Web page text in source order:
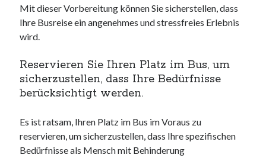
Mit dieser Vorbereitung können Sie sicherstellen, dass
Ihre Busreise ein angenehmes und stressfreies Erlebnis
wird.
Reservieren Sie Ihren Platz im Bus, um
sicherzustellen, dass Ihre Bedürfnisse
berücksichtigt werden.
Es ist ratsam, Ihren Platz im Bus im Voraus zu
reservieren, um sicherzustellen, dass Ihre spezifischen
Bedürfnisse als Mensch mit Behinderung